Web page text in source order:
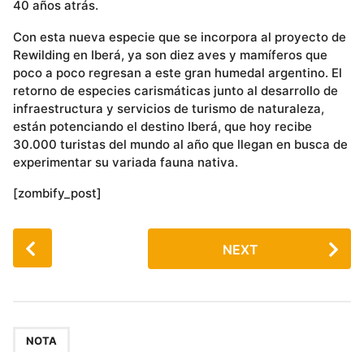
40 años atrás.
Con esta nueva especie que se incorpora al proyecto de
Rewilding en Iberá, ya son diez aves y mamíferos que
poco a poco regresan a este gran humedal argentino. El
retorno de especies carismáticas junto al desarrollo de
infraestructura y servicios de turismo de naturaleza,
están potenciando el destino Iberá, que hoy recibe
30.000 turistas del mundo al año que llegan en busca de
experimentar su variada fauna nativa.
[zombify_post]
P
o
NEXT
NOTA